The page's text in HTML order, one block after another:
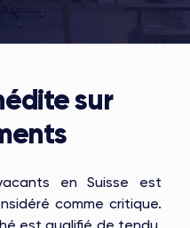
sur
en Suisse est
comme critique.